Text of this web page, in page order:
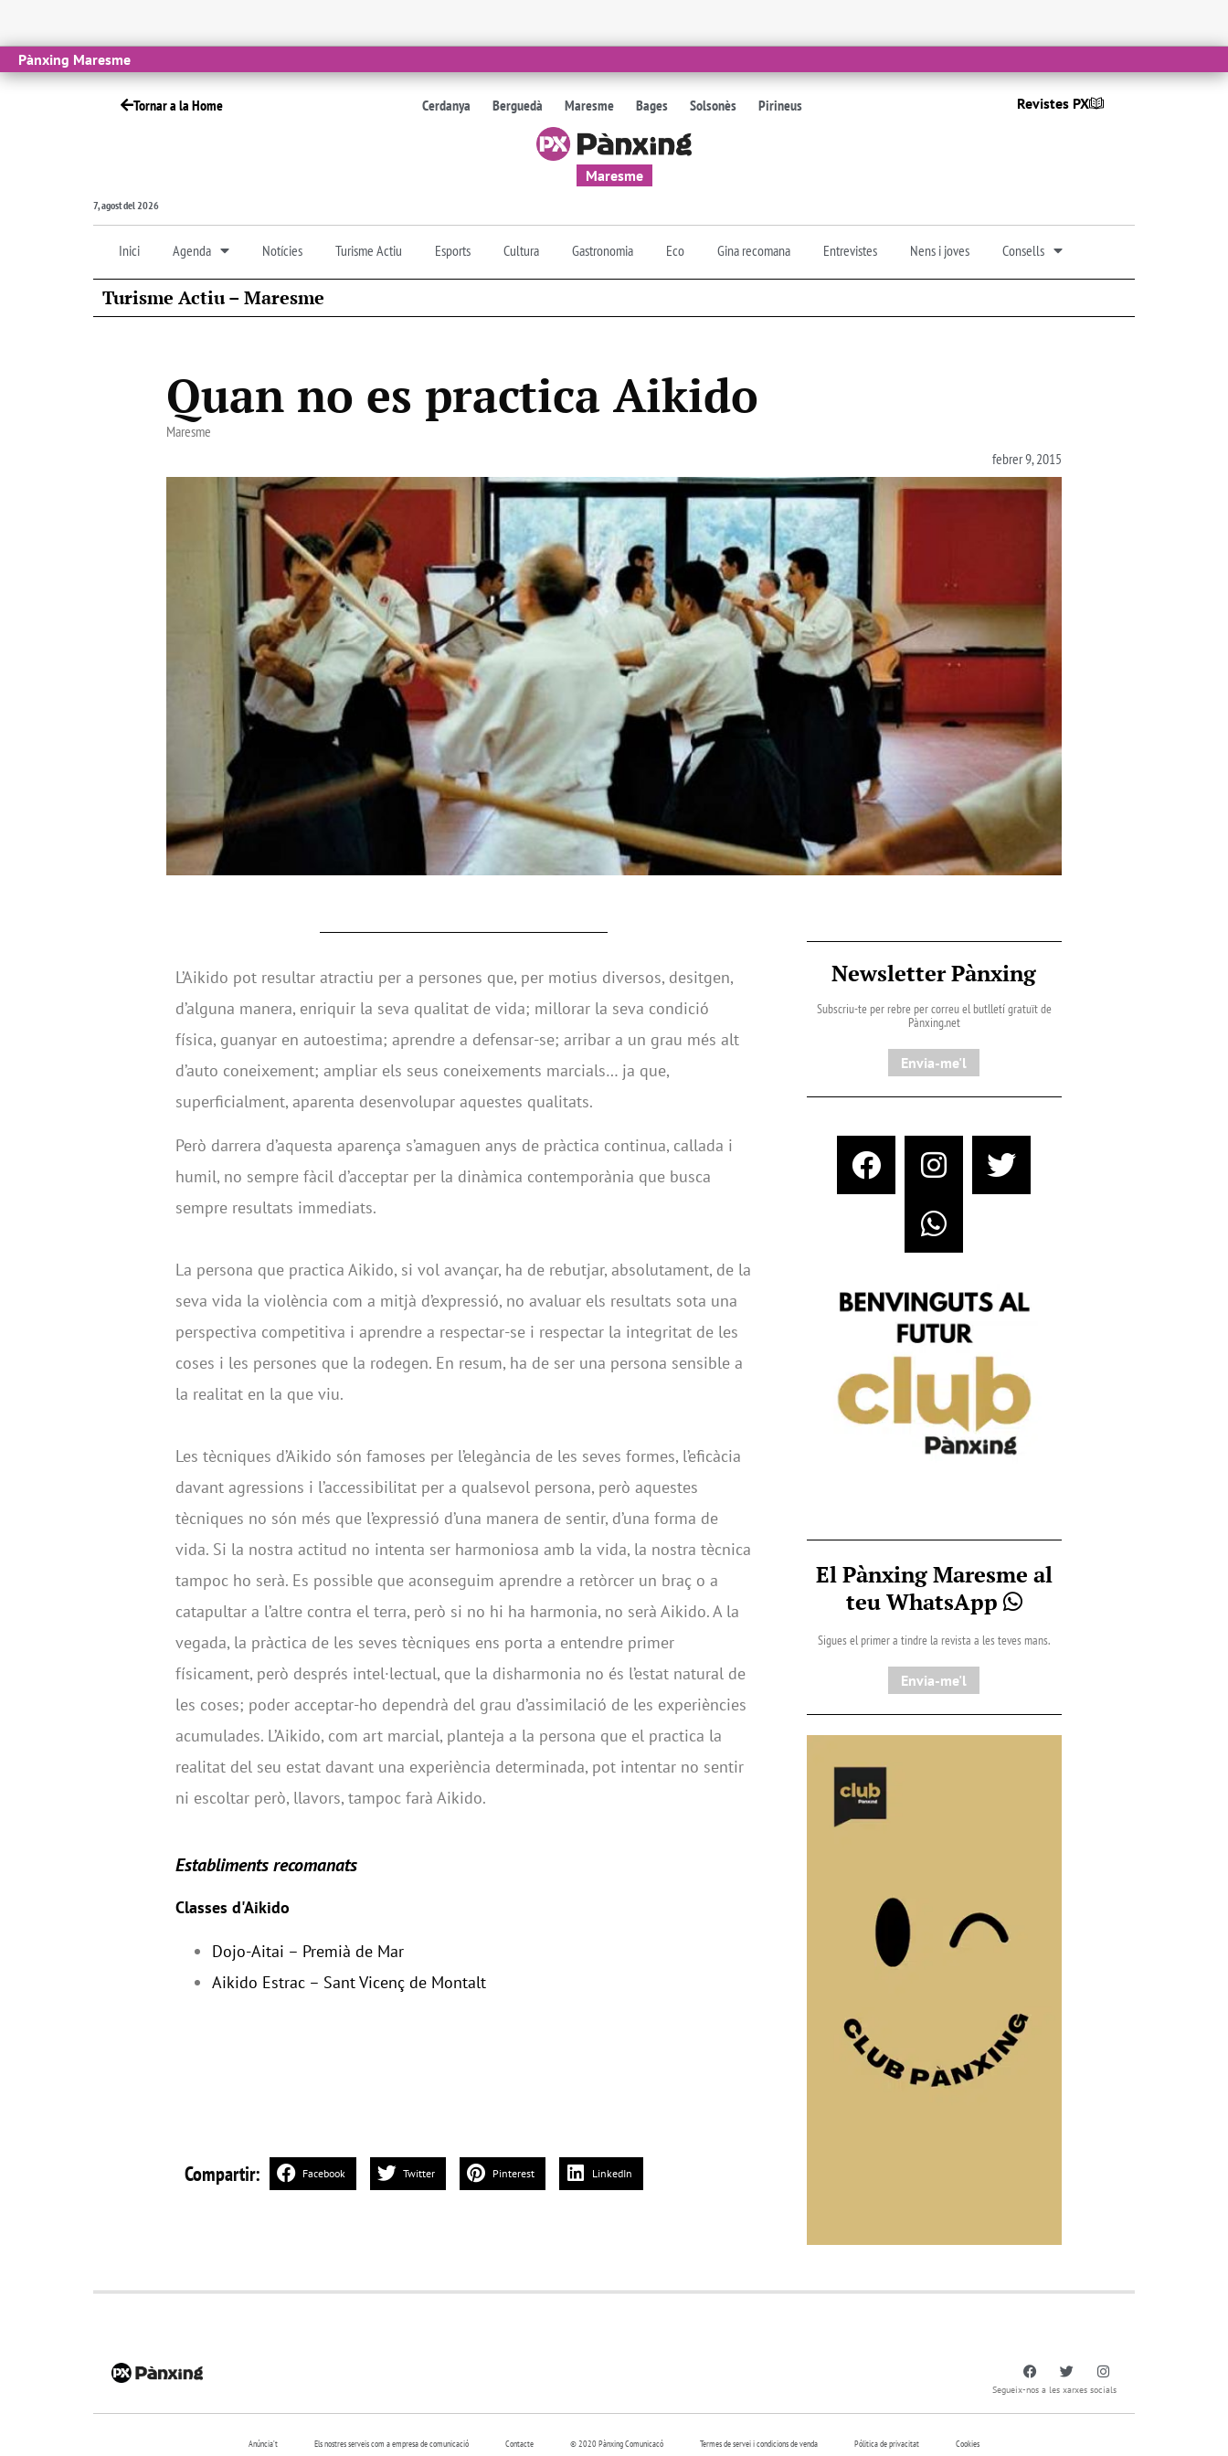
Pànxing Maresme
Tornar a la Home Cerdanya Berguedà Maresme Bages Solsonès Pirineus Revistes PX
Maresme
7, agost del 2026
Inici Agenda Notícies Turisme Actiu Esports Cultura Gastronomia Eco Gina recomana Entrevistes Nens i joves Consells
Turisme Actiu – Maresme
Quan no es practica Aikido
Maresme
febrer 9, 2015
L’Aikido pot resultar atractiu per a persones que, per motius diversos, desitgen,
d’alguna manera, enriquir la seva qualitat de vida; millorar la seva condició
física, guanyar en autoestima; aprendre a defensar-se; arribar a un grau més alt
d’auto coneixement; ampliar els seus coneixements marcials… ja que,
superficialment, aparenta desenvolupar aquestes qualitats.
Però darrera d’aquesta aparença s’amaguen anys de pràctica continua, callada i
humil, no sempre fàcil d’acceptar per la dinàmica contemporània que busca
sempre resultats immediats.
La persona que practica Aikido, si vol avançar, ha de rebutjar, absolutament, de la
seva vida la violència com a mitjà d’expressió, no avaluar els resultats sota una
perspectiva competitiva i aprendre a respectar-se i respectar la integritat de les
coses i les persones que la rodegen. En resum, ha de ser una persona sensible a
la realitat en la que viu.
Les tècniques d’Aikido són famoses per l’elegància de les seves formes, l’eficàcia
davant agressions i l’accessibilitat per a qualsevol persona, però aquestes
tècniques no són més que l’expressió d’una manera de sentir, d’una forma de
vida. Si la nostra actitud no intenta ser harmoniosa amb la vida, la nostra tècnica
tampoc ho serà. Es possible que aconseguim aprendre a retòrcer un braç o a
catapultar a l’altre contra el terra, però si no hi ha harmonia, no serà Aikido. A la
vegada, la pràctica de les seves tècniques ens porta a entendre primer
físicament, però després intel·lectual, que la disharmonia no és l’estat natural de
les coses; poder acceptar-ho dependrà del grau d’assimilació de les experiències
acumulades. L’Aikido, com art marcial, planteja a la persona que el practica la
realitat del seu estat davant una experiència determinada, pot intentar no sentir
ni escoltar però, llavors, tampoc farà Aikido.
Establiments recomanats
Classes d'Aikido
Dojo-Aitai – Premià de Mar
Aikido Estrac – Sant Vicenç de Montalt
Compartir: Facebook Twitter Pinterest LinkedIn
Newsletter Pànxing
Subscriu-te per rebre per correu el butlletí gratuït de
Pànxing.net​
Envia-me'l
El Pànxing Maresme al
teu WhatsApp
Sigues el primer a tindre la revista a les teves mans.
Envia-me'l
Segueix-nos a les xarxes socials
Anúncia’t Els nostres serveis com a empresa de comunicació Contacte © 2020 Pànxing Comunicacó Termes de servei i condicions de venda Pólitica de privacitat Cookies